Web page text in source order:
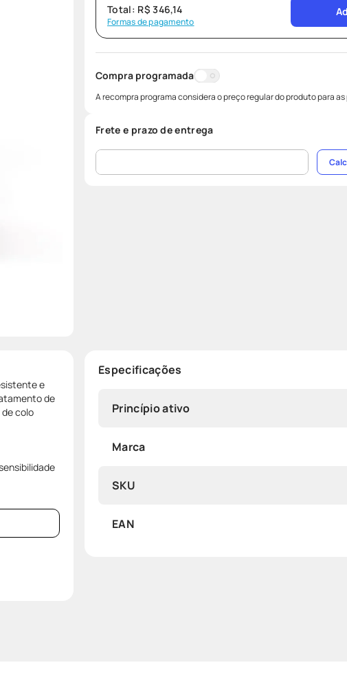
Total: R$ 346,14
Formas de pagamento
Compra programada
A recompra programa considera o preço regular do produto para
Frete e prazo de entrega
e
de
colo
Especificações
Princípio ativo
Marca
SKU
EAN